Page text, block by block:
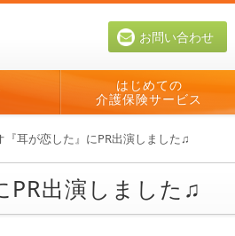
お問い合わせ
はじめての
介護保険サービス
『耳が恋した』にPR出演しました♫
PR出演しました♫